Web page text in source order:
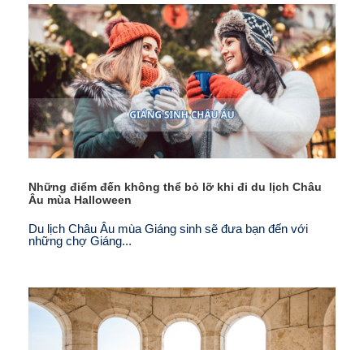
Những điểm đến không thể bỏ lỡ khi đi du lịch Châu
Âu mùa Halloween
Du lịch Châu Âu mùa Giáng sinh sẽ đưa bạn đến với
những chợ Giáng...